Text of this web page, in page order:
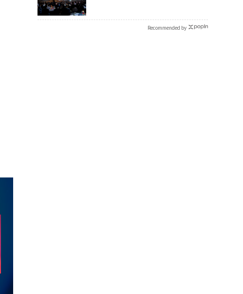
Recommended by